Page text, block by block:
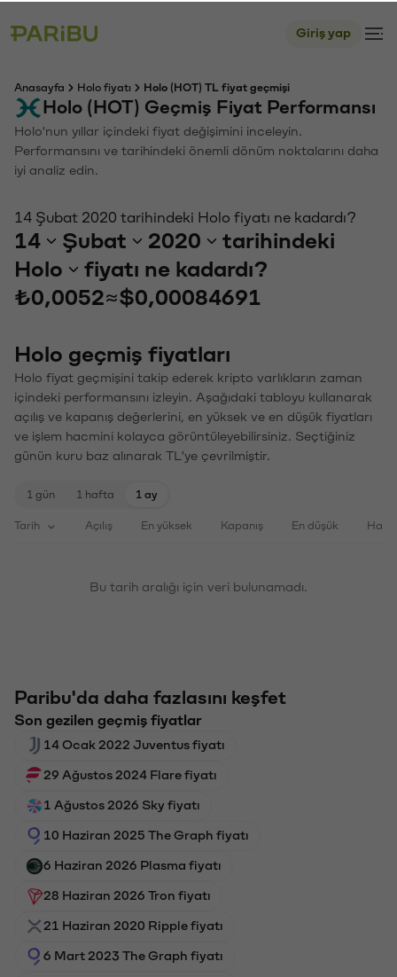
Giriş yap
Anasayfa Holo fiyatı Holo (HOT) TL fiyat geçmişi
Holo (HOT) Geçmiş Fiyat Performansı
Holo'nun yıllar içindeki fiyat değişimini inceleyin.
Performansını ve tarihindeki önemli dönüm noktalarını daha
iyi analiz edin.
14 Şubat 2020 tarihindeki Holo fiyatı ne kadardı?
14 Şubat 2020
tarihindeki
Holo
fiyatı ne kadardı?
₺0,0052≈$0,00084691
Holo geçmiş fiyatları
Holo fiyat geçmişini takip ederek kripto varlıkların zaman
içindeki performansını izleyin. Aşağıdaki tabloyu kullanarak
açılış ve kapanış değerlerini, en yüksek ve en düşük fiyatları
ve işlem hacmini kolayca görüntüleyebilirsiniz. Seçtiğiniz
günün kuru baz alınarak TL'ye çevrilmiştir.
1 gün 1 hafta 1 ay
Tarih Açılış En yüksek Kapanış En düşük
Bu tarih aralığı için veri bulunamadı.
Paribu'da daha fazlasını keşfet
Son gezilen geçmiş fiyatlar
14 Ocak 2022 Juventus fiyatı
29 Ağustos 2024 Flare fiyatı
1 Ağustos 2026 Sky fiyatı
10 Haziran 2025 The Graph fiyatı
6 Haziran 2026 Plasma fiyatı
28 Haziran 2026 Tron fiyatı
21 Haziran 2020 Ripple fiyatı
6 Mart 2023 The Graph fiyatı